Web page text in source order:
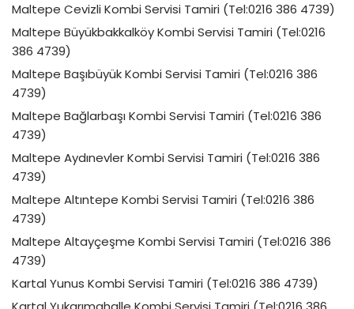
Maltepe Cevizli Kombi Servisi Tamiri (Tel:0216 386 4739)
Maltepe Büyükbakkalköy Kombi Servisi Tamiri (Tel:0216
386 4739)
Maltepe Başıbüyük Kombi Servisi Tamiri (Tel:0216 386
4739)
Maltepe Bağlarbaşı Kombi Servisi Tamiri (Tel:0216 386
4739)
Maltepe Aydınevler Kombi Servisi Tamiri (Tel:0216 386
4739)
Maltepe Altıntepe Kombi Servisi Tamiri (Tel:0216 386
4739)
Maltepe Altayçeşme Kombi Servisi Tamiri (Tel:0216 386
4739)
Kartal Yunus Kombi Servisi Tamiri (Tel:0216 386 4739)